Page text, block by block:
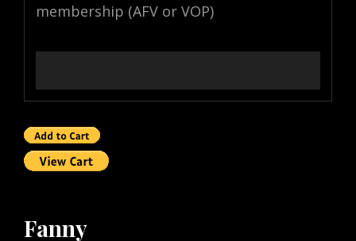
membership (AFV or VOP)
Fanny